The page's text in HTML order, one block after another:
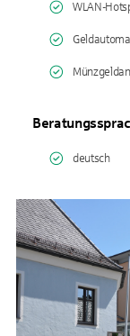
WLAN-
deutsch